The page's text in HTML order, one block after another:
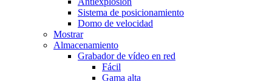
Sistema de posicionamiento
Domo de velocidad
Mostrar
Almacenamiento
Grabador de vídeo en red
Fácil
Gama alta